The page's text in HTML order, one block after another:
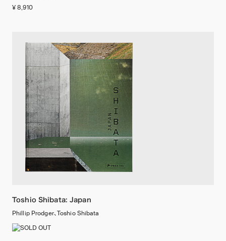
¥ 8,910
Toshio Shibata: Japan
Phillip Prodger、Toshio Shibata